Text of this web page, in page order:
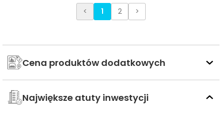
< 1 2 >
Cena produktów dodatkowych
Największe atuty inwestycji